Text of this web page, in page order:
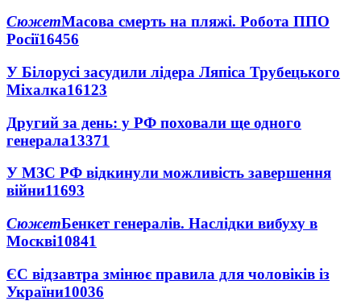
СюжетМасова смерть на пляжі. Робота ППО
Росії16456
У Білорусі засудили лідера Ляпіса Трубецького
Міхалка16123
Другий за день: у РФ поховали ще одного
генерала13371
У МЗС РФ відкинули можливість завершення
війни11693
СюжетБенкет генералів. Наслідки вибуху в
Москві10841
ЄС відзавтра змінює правила для чоловіків із
України10036